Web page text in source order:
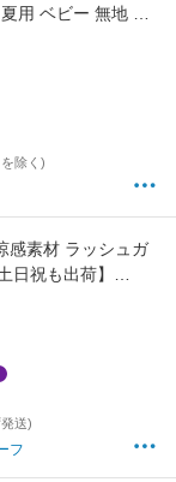
用 ベビー 無地 UV
スポーツ アウトド
120 130 140 150
除く)
感素材 ラッシュガ
日祝も出荷】
ット率98.9％↑ 水
子 レディース メ
ンカ マリンシュー
着 リンネ
送)
フ